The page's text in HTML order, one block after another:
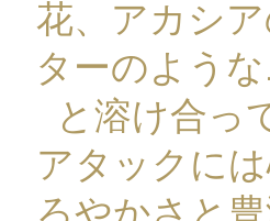
花、アカシ
ターのよう
と溶け合っ
アタックに